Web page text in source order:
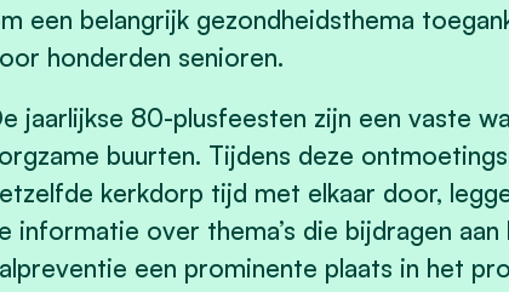
een belangrijk gezondheidsthema
honderden senioren.
jaarlijkse 80-plusfeesten zijn een vaste
buurten. Tijdens deze
kerkdorp tijd met elkaar door,
informatie over thema’s die bijdragen
een prominente plaats in het